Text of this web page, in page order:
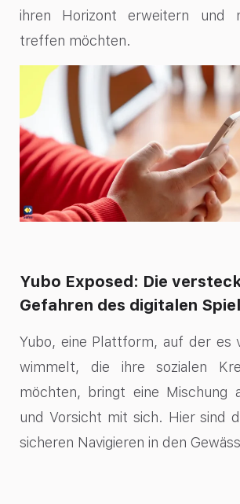
ihren Horizont erweitern und
treffen möchten.
Yubo Exposed: Die
Gefahren des digitalen
Yubo, eine Plattform, auf der es
wimmelt, die ihre sozialen
möchten, bringt eine Mischung
und Vorsicht mit sich. Hier sind
sicheren Navigieren in den